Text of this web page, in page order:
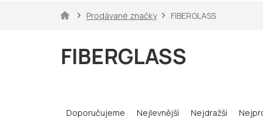
DomůProdávané značky FIBERGLASS
FIBERGLASS
aDoporučujeme Nejlevnější Nejdražší